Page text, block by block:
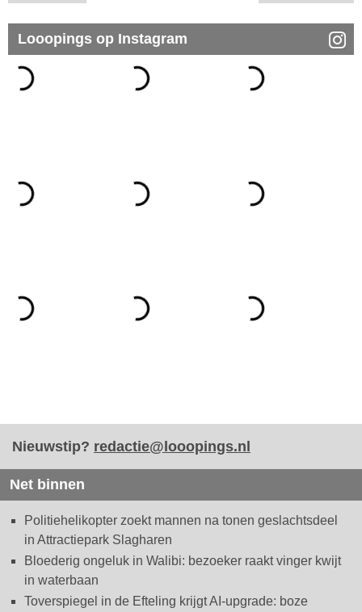
Looopings op Instagram
Nieuwstip? redactie@looopings.nl
Net binnen
Politiehelikopter zoekt mannen na tonen geslachtsdeel
in Attractiepark Slagharen
Bloederig ongeluk in Walibi: bezoeker raakt vinger kwijt
in waterbaan
Toverspiegel in de Efteling krijgt AI-upgrade: boze